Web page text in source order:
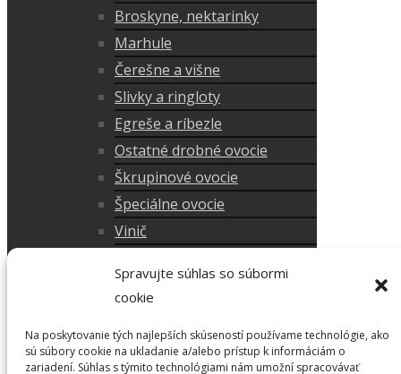
Spravujte súhlas so súbormi
cookie
Na poskytovanie tých najlepších skúseností používame technológie, ako
sú súbory cookie na ukladanie a/alebo prístup k informáciám o
zariadení. Súhlas s týmito technológiami nám umožní spracovávať
Broskyne, nektarinky
Marhule
Čerešne a višne
Slivky a ringloty
Egreše a ríbezle
Ostatné drobné ovocie
Škrupinové ovocie
Špeciálne ovocie
Vinič
Doplnky do záhrady
Okrasné stromy
Okrasné kríky